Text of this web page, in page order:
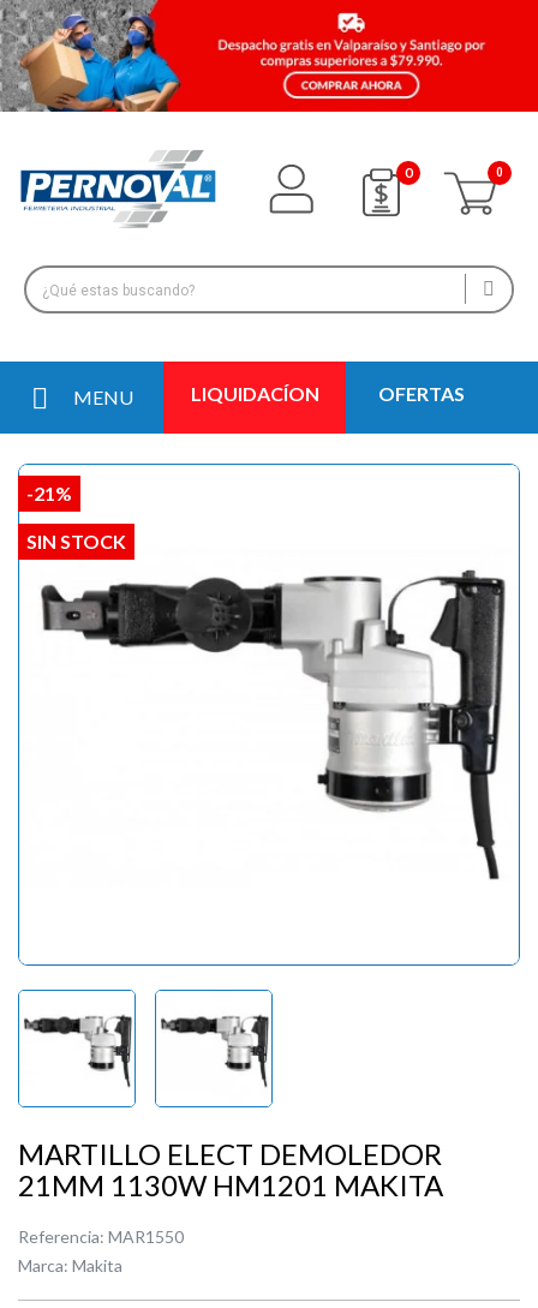
0
MENU LIQUIDACÍON OFERTAS
-21%
SIN STOCK
MARTILLO ELECT DEMOLEDOR
21MM 1130W HM1201 MAKITA
Referencia: MAR1550
Marca: Makita